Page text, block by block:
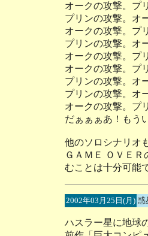
オークの攻撃。プ
プリンの攻撃。オ
オークの攻撃。プ
プリンの攻撃。オ
オークの攻撃。プ
オークの攻撃。プ
プリンの攻撃。オ
プリンの攻撃。オ
オークの攻撃。プ
だぁぁぁあ！もう
他のソロシナリオ
ＧＡＭＥ ＯＶＥ
むことは十分可能
2002年03月25日(月) 惑
ハスラー星に地球